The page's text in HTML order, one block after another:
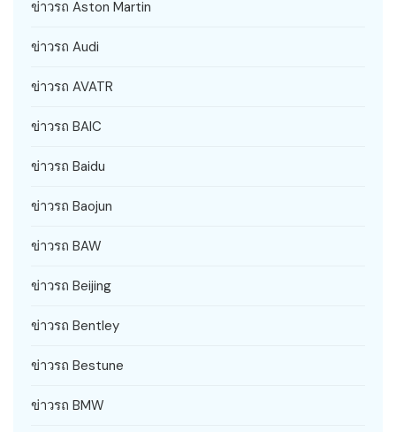
ข่าวรถ Aston Martin
ข่าวรถ Audi
ข่าวรถ AVATR
ข่าวรถ BAIC
ข่าวรถ Baidu
ข่าวรถ Baojun
ข่าวรถ BAW
ข่าวรถ Beijing
ข่าวรถ Bentley
ข่าวรถ Bestune
ข่าวรถ BMW